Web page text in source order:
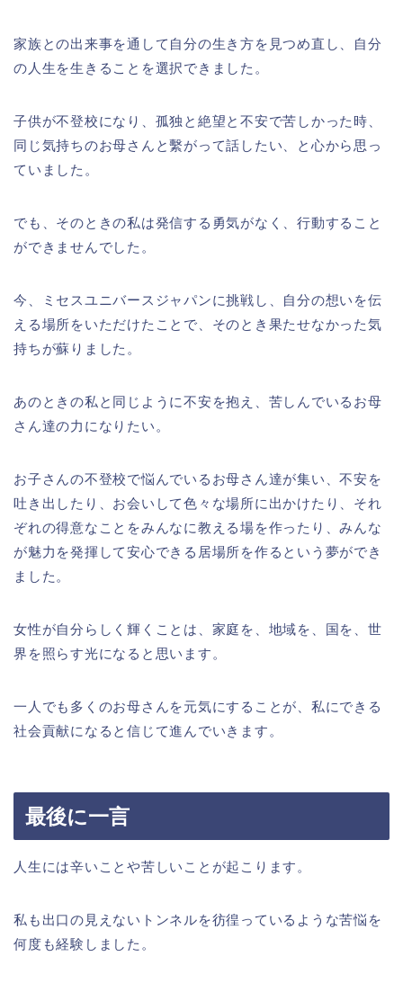
家族との出来事を通して自分の生き方を見つめ直し、自分
の人生を生きることを選択できました。
子供が不登校になり、孤独と絶望と不安で苦しかった時、
同じ気持ちのお母さんと繫がって話したい、と心から思っ
ていました。
でも、そのときの私は発信する勇気がなく、行動すること
ができませんでした。
今、ミセスユニバースジャパンに挑戦し、自分の想いを伝
える場所をいただけたことで、そのとき果たせなかった気
持ちが蘇りました。
あのときの私と同じように不安を抱え、苦しんでいるお母
さん達の力になりたい。
お子さんの不登校で悩んでいるお母さん達が集い、不安を
吐き出したり、お会いして色々な場所に出かけたり、それ
ぞれの得意なことをみんなに教える場を作ったり、みんな
が魅力を発揮して安心できる居場所を作るという夢ができ
ました。
女性が自分らしく輝くことは、家庭を、地域を、国を、世
界を照らす光になると思います。
一人でも多くのお母さんを元気にすることが、私にできる
社会貢献になると信じて進んでいきます。
最後に一言
人生には辛いことや苦しいことが起こります。
私も出口の見えないトンネルを彷徨っているような苦悩を
何度も経験しました。